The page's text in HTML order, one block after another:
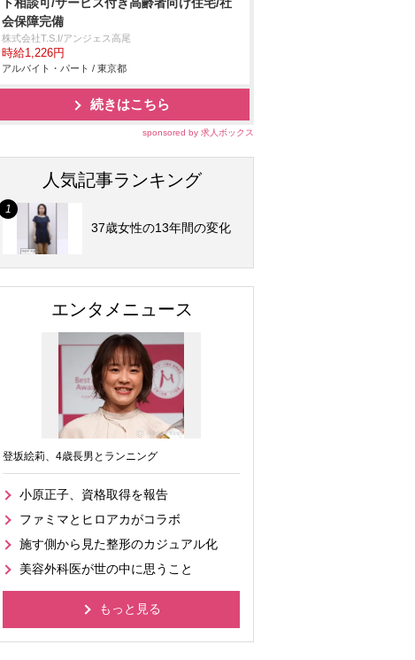
会保障完備
株式会社T.S.I/アンジェス高尾
時給1,226円
アルバイト・パート / 東京都
続きはこちら
sponsored by 求人ボックス
人気記事ランキング
37歳女性の13年間の変化
エンタメニュース
登坂絵莉、4歳長男とランニング
小原正子、資格取得を報告
ファミマとヒロアカがコラボ
施す側から見た整形のカジュアル化
美容外科医が世の中に思うこと
もっと見る